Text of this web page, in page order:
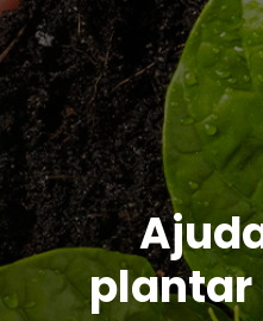
LOCALIZAÇÃO
ORÇAMENTO
plantar